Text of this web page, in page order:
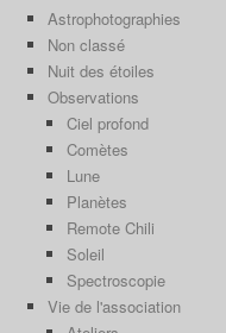
Astrophotographies
Non classé
Nuit des étoiles
Observations
Ciel profond
Comètes
Lune
Planètes
Remote Chili
Soleil
Spectroscopie
Vie de l'association